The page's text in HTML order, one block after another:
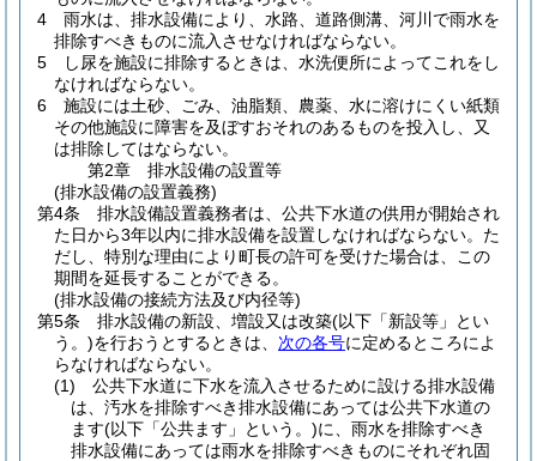
4
雨水は、排水設備により、水路、道路側溝、河川で雨水を
排除すべきものに流入させなければならない。
5
し尿を施設に排除するときは、水洗便所によってこれをし
なければならない。
6
施設には土砂、ごみ、油脂類、農薬、水に溶けにくい紙類
その他施設に障害を及ぼすおそれのあるものを投入し、又
は排除してはならない。
第2章
排水設備の設置等
(排水設備の設置義務)
第4条
排水設備設置義務者は、公共下水道の供用が開始され
た日から3年以内に排水設備を設置しなければならない。 た
だし、特別な理由により町長の許可を受けた場合は、この
期間を延長することができる。
(排水設備の接続方法及び内径等)
第5条
排水設備の新設、増設又は改築(以下「新設等」とい
う。)を行おうとするときは、 次の各号に定めるところによ
らなければならない。
(1)
公共下水道に下水を流入させるために設ける排水設備
は、汚水を排除すべき排水設備にあっては公共下水道の
ます(以下「公共ます」という。)に、雨水を排除すべき
排水設備にあっては雨水を排除すべきものにそれぞれ固